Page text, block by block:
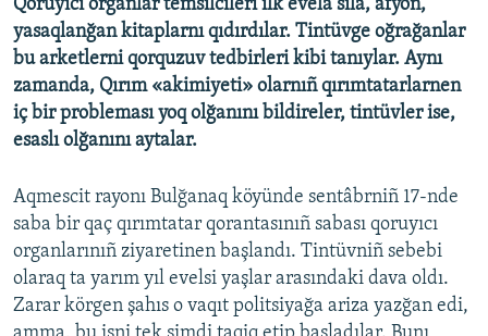
Qoruyıcı organlar temsilcileri ilk evelâ silâ, afyon,
yasaqlanğan kitaplarnı qıdırdılar. Tintüvge oğrağanlar
bu arketlerni qorquzuv tedbirleri kibi tanıylar. Aynı
zamanda, Qırım «akimiyeti» olarnıñ qırımtatarlarnen
iç bir probleması yoq olğanını bildireler, tintüvler ise,
esaslı olğanını aytalar.
Aqmescit rayonı Bulğanaq köyünde sentâbrniñ 17-nde
saba bir qaç qırımtatar qorantasınıñ sabası qoruyıcı
organlarınıñ ziyaretinen başlandı. Tintüvniñ sebebi
olaraq ta yarım yıl evelsi yaşlar arasındaki dava oldı.
Zarar körgen şahıs o vaqıt politsiyağa ariza yazğan edi,